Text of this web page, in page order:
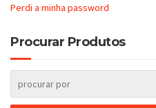
Perdi a minha password
Procurar Produtos